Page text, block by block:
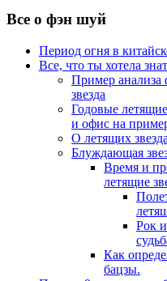
Все о фэн шуй
Период огня в
Все, что ты хотела
Пример анализа
звезда
Годовые
и офис на
О летящих
Блуждающая
Время и
летящие
Рок
Как
бацзы.